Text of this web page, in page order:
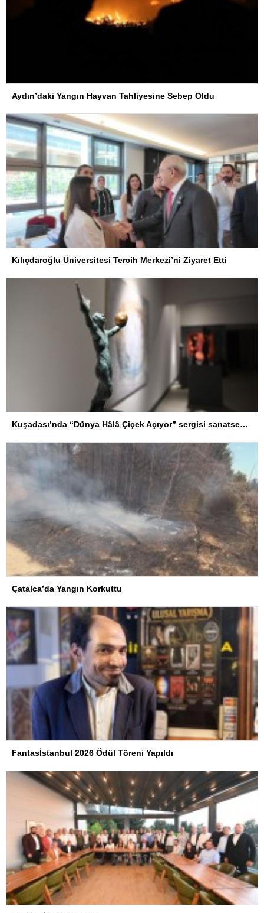
Aydın’daki Yangın Hayvan Tahliyesine Sebep Oldu
Kılıçdaroğlu Üniversitesi Tercih Merkezi’ni Ziyaret Etti
Kuşadası’nda “Dünya Hâlâ Çiçek Açıyor” sergisi sanatseverlerle buluşuyor
Çatalca’da Yangın Korkuttu
Fantasİstanbul 2026 Ödül Töreni Yapıldı